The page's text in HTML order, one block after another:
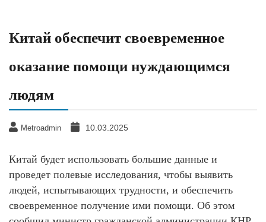
Китай обеспечит своевременное
оказание помощи нуждающимся
людям
Metroadmin 10.03.2025
Китай будет использовать большие данные и
проведет полевые исследования, чтобы выявить
людей, испытывающих трудности, и обеспечить
своевременное получение ими помощи. Об этом